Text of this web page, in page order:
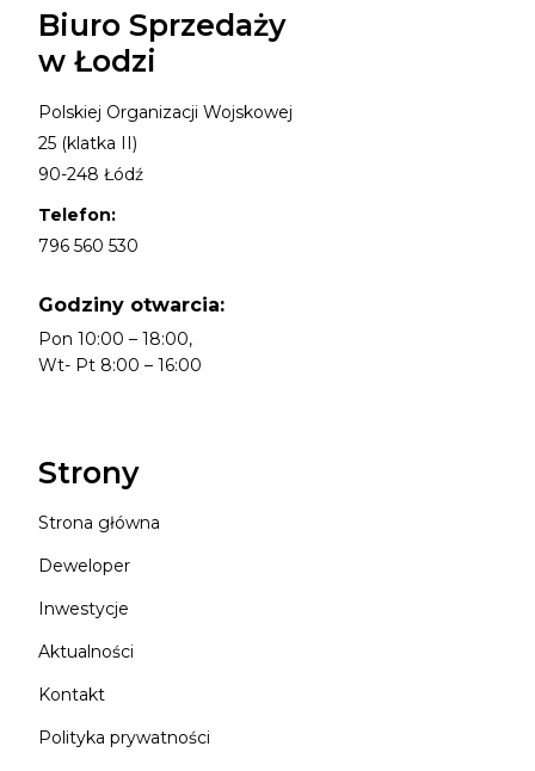
Biuro Sprzedaży
w Łodzi
Polskiej Organizacji Wojskowej
25 (klatka II)
90-248 Łódź
Telefon:
796 560 530
Godziny otwarcia:
Pon 10:00 – 18:00,
Wt- Pt 8:00 – 16:00
Strony
Strona główna
Deweloper
Inwestycje
Aktualności
Kontakt
Polityka prywatności